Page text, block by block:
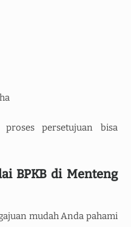
persetujuan bisa
BPKB di Menteng
mudah Anda pahami